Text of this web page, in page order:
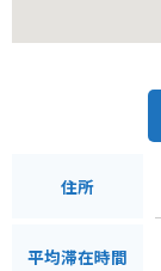
住所
平均滞在時間